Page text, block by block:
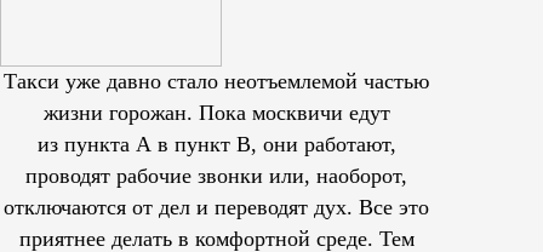
Такси уже давно стало неотъемлемой частью
жизни горожан. Пока москвичи едут
из пункта А в пункт В, они работают,
проводят рабочие звонки или, наоборот,
отключаются от дел и переводят дух. Все это
приятнее делать в комфортной среде. Тем